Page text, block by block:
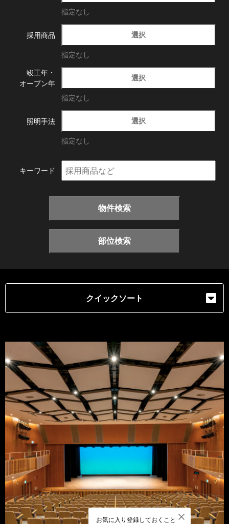
指定なし
採用商品 選択
指定なし
竣工年・
オープン年
選択
指定なし
照明手法 選択
指定なし
キーワード
物件検索
部位検索
クイックソート
お気に入り登録しておくこと